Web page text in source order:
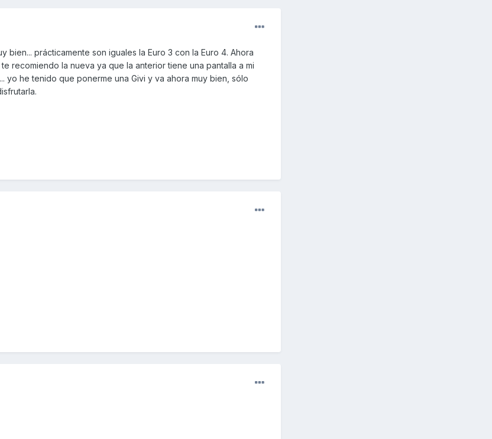
bien... prácticamente son iguales la Euro 3 con la Euro 4. Ahora
recomiendo la nueva ya que la anterior tiene una pantalla a mi
yo he tenido que ponerme una Givi y va ahora muy bien, sólo